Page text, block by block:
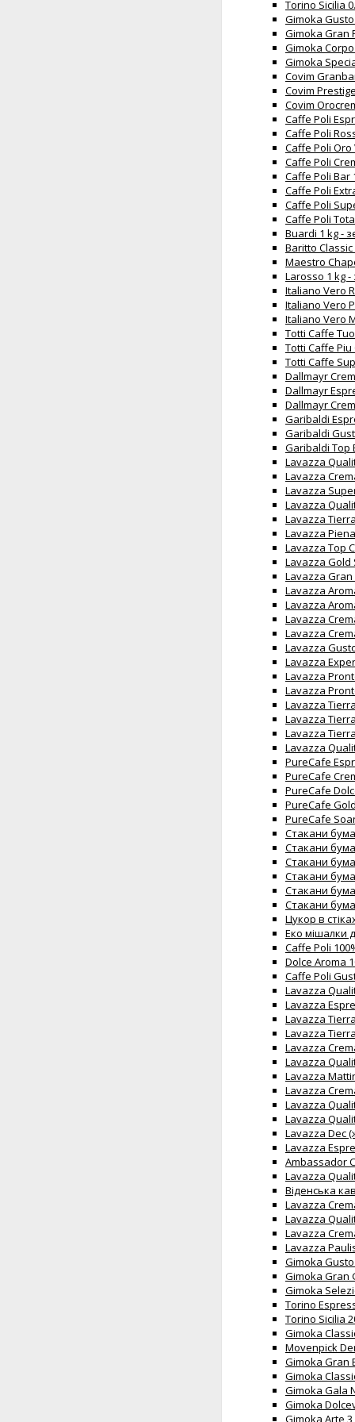
Torino Sicilia
Gimoka
Gimoka Gran
Gimoka
Gimoka
Covim
Covim
Covim
Caffe Poli
Caffe Poli
Caffe Poli Oro
Caffe Poli
Caffe Poli Bar
Caffe Poli
Caffe Poli
Caffe Poli
Buardi 1 kg -
Baritto
Maestro
Larosso 1 kg
Italiano Vero
Italiano Vero
Italiano Vero
Totti Caffe
Totti Caffe
Totti Caffe
Dallmayr
Dallmayr
Dallmayr
Garibaldi
Garibaldi
Garibaldi Top
Lavazza
Lavazza
Lavazza
Lavazza
Lavazza
Lavazza
Lavazza Top
Lavazza Gold
Lavazza Gran
Lavazza
Lavazza
Lavazza
Lavazza
Lavazza
Lavazza
Lavazza
Lavazza
Lavazza
Lavazza
Lavazza
Lavazza
PureCafe
PureCafe
PureCafe
PureCafe
PureCafe
Стакани
Стакани
Стакани
Стакани
Стакани
Стакани
Цукор в
Еко мішалки
Caffe Poli
Dolce Aroma
Caffe Poli
Lavazza
Lavazza
Lavazza
Lavazza
Lavazza
Lavazza
Lavazza
Lavazza
Lavazza
Lavazza
Lavazza Dec
Lavazza
Ambassador
Lavazza
Віденська
Lavazza
Lavazza
Lavazza
Lavazza
Gimoka
Gimoka Gran
Gimoka
Torino
Torino Sicilia
Gimoka
Movenpick
Gimoka Gran
Gimoka
Gimoka Gala
Gimoka
Gimoka Arte